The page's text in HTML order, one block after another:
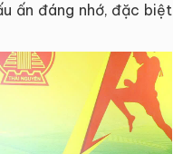
ấn đáng nhớ, đặc biệt